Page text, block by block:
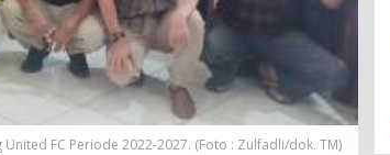
FC Periode 2022-2027. (Foto : Zulfadli/dok. TM)